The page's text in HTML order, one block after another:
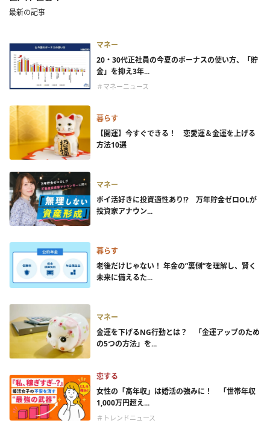
最新の記事
マネー
20・30代正社員の今夏のボーナスの使い方、「貯
金」を抑え3年...
＃マネーニュース
暮らす
【開運】今すぐできる！ 恋愛運＆金運を上げる
方法10選
マネー
ポイ活好きに投資適性あり!? 万年貯金ゼロOLが
投資家アナウン...
暮らす
老後だけじゃない！ 年金の”裏側”を理解し、賢く
未来に備えるた...
マネー
金運を下げるNG行動とは？ 「金運アップのため
の5つの方法」を...
恋する
女性の「高年収」は婚活の強みに！ 「世帯年収
1,000万円超え...
＃トレンドニュース